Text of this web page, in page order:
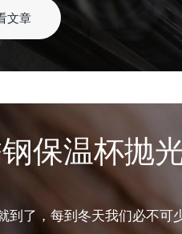
文章
保温杯抛
到了，每到冬天我们必不可